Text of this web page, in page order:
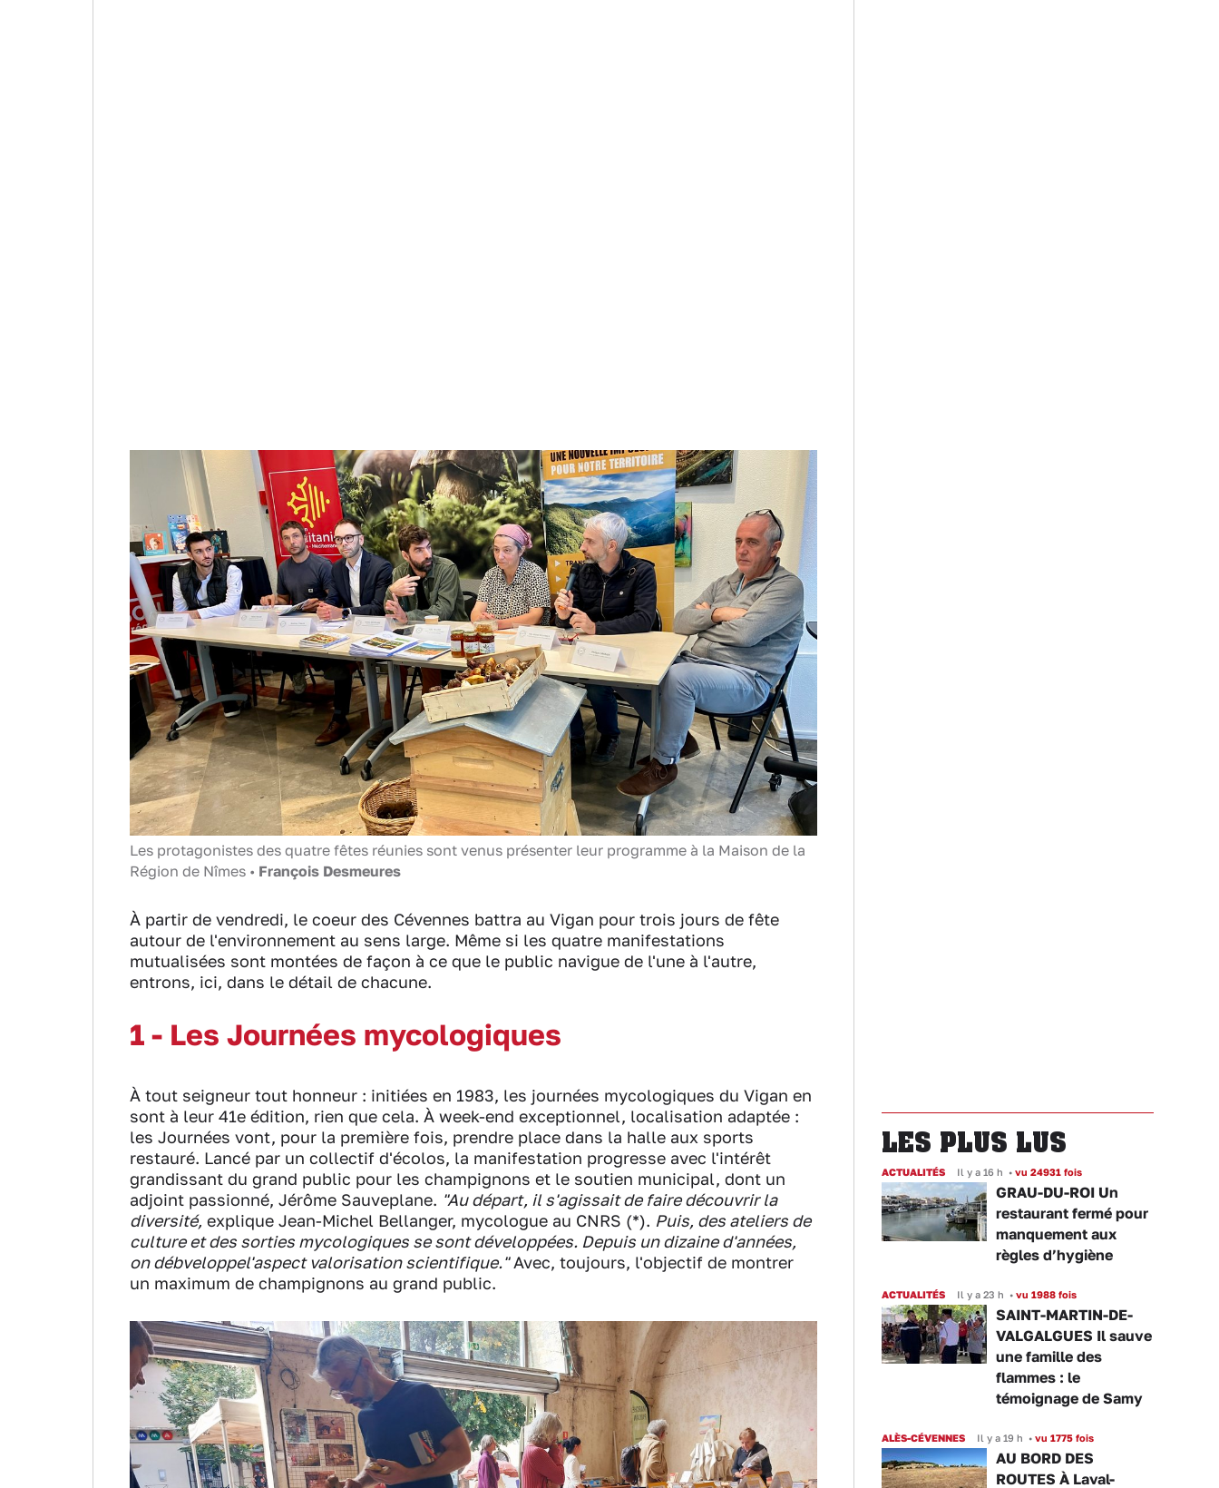
Les protagonistes des quatre fêtes réunies sont venus présenter leur programme à la Maison de la
Région de Nîmes • François Desmeures
À partir de vendredi, le coeur des Cévennes battra au Vigan pour trois jours de fête
autour de l'environnement au sens large. Même si les quatre manifestations
mutualisées sont montées de façon à ce que le public navigue de l'une à l'autre,
entrons, ici, dans le détail de chacune.
1 - Les Journées mycologiques
À tout seigneur tout honneur : initiées en 1983, les journées mycologiques du Vigan en
sont à leur 41e édition, rien que cela. À week-end exceptionnel, localisation adaptée :
les Journées vont, pour la première fois, prendre place dans la halle aux sports
restauré. Lancé par un collectif d'écolos, la manifestation progresse avec l'intérêt
grandissant du grand public pour les champignons et le soutien municipal, dont un
adjoint passionné, Jérôme Sauveplane. "Au départ, il s'agissait de faire découvrir la
diversité, explique Jean-Michel Bellanger, mycologue au CNRS (*). Puis, des ateliers de
culture et des sorties mycologiques se sont développées. Depuis un dizaine d'années,
on débveloppel'aspect valorisation scientifique."Avec, toujours, l'objectif de montrer
un maximum de champignons au grand public.
LES PLUS LUS
ACTUALITÉS Il y a 16 h • vu 24931 fois
GRAU-DU-ROI Un
restaurant fermé pour
manquement aux
règles d’hygiène
ACTUALITÉS Il y a 23 h • vu 1988 fois
SAINT-MARTIN-DE-
VALGALGUES Il sauve
une famille des
flammes : le
témoignage de Samy
ALÈS-CÉVENNES Il y a 19 h • vu 1775 fois
AU BORD DES
ROUTES À Laval-